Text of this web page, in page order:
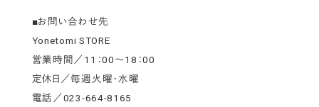
■お問い合わせ先
Yonetomi STORE
営業時間／11：00～18：00
定休日／毎週火曜・水曜
電話／023-664-8165